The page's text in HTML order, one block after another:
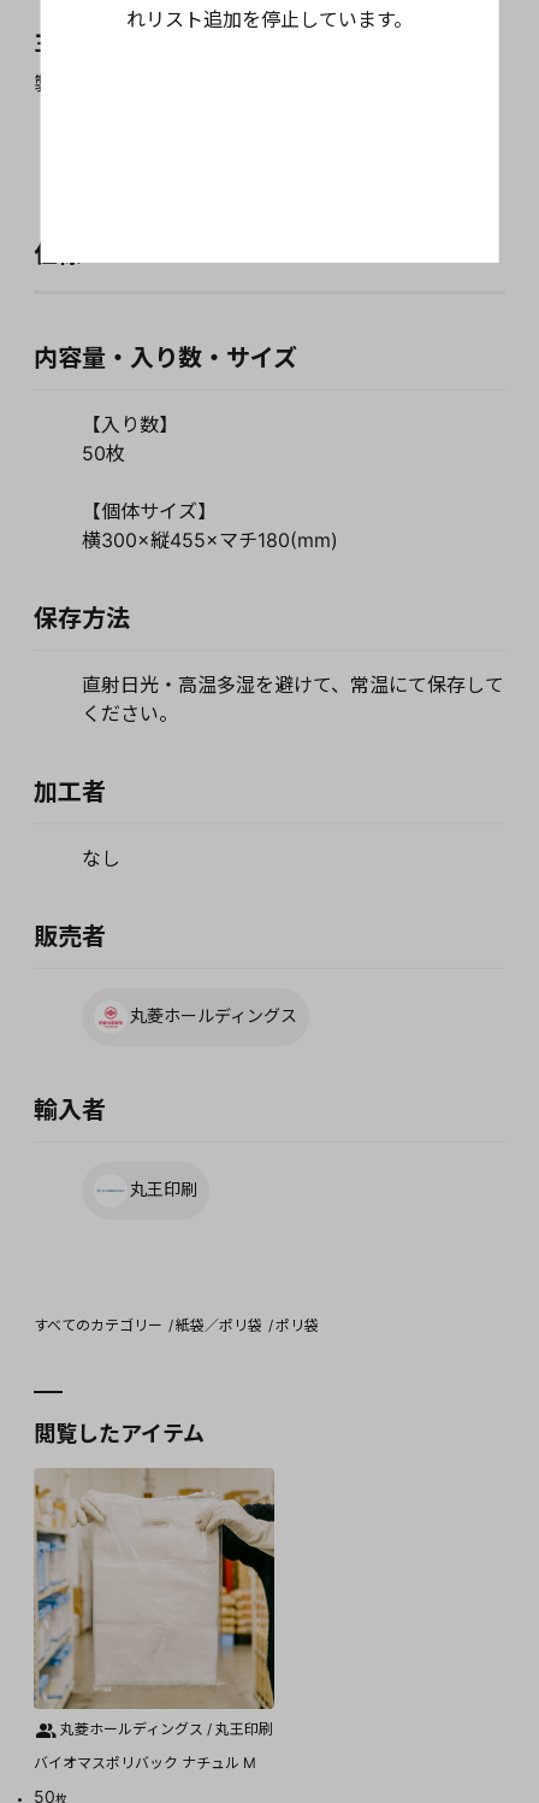
主な用途
製菓、製パン全般でご使用いただけます。
仕様
内容量・入り数・サイズ
【入り数】
50枚
【個体サイズ】
横300×縦455×マチ180(mm)
保存方法
直射日光・高温多湿を避けて、常温にて保存して
ください。
加工者
なし
販売者
丸菱ホールディングス
輸入者
丸王印刷
すべてのカテゴリー 紙袋／ポリ袋 ポリ袋
閲覧したアイテム
丸菱ホールディングス / 丸王印刷
バイオマスポリバック ナチュル M
50枚
れリスト追加を停止しています。